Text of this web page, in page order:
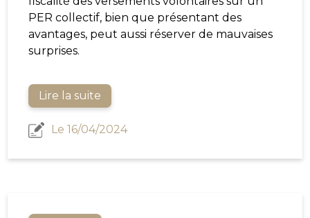
PER collectif, bien que présentant des
avantages, peut aussi réserver de mauvaises
surprises.
Lire la suite
Le 16/04/2024